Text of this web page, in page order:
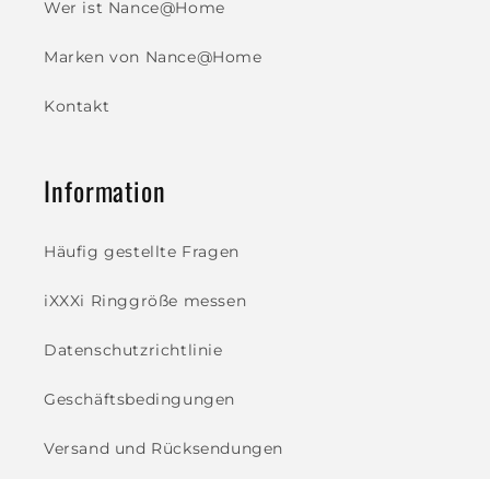
Wer ist Nance@Home
Marken von Nance@Home
Kontakt
Information
Häufig gestellte Fragen
iXXXi Ringgröße messen
Datenschutzrichtlinie
Geschäftsbedingungen
Versand und Rücksendungen